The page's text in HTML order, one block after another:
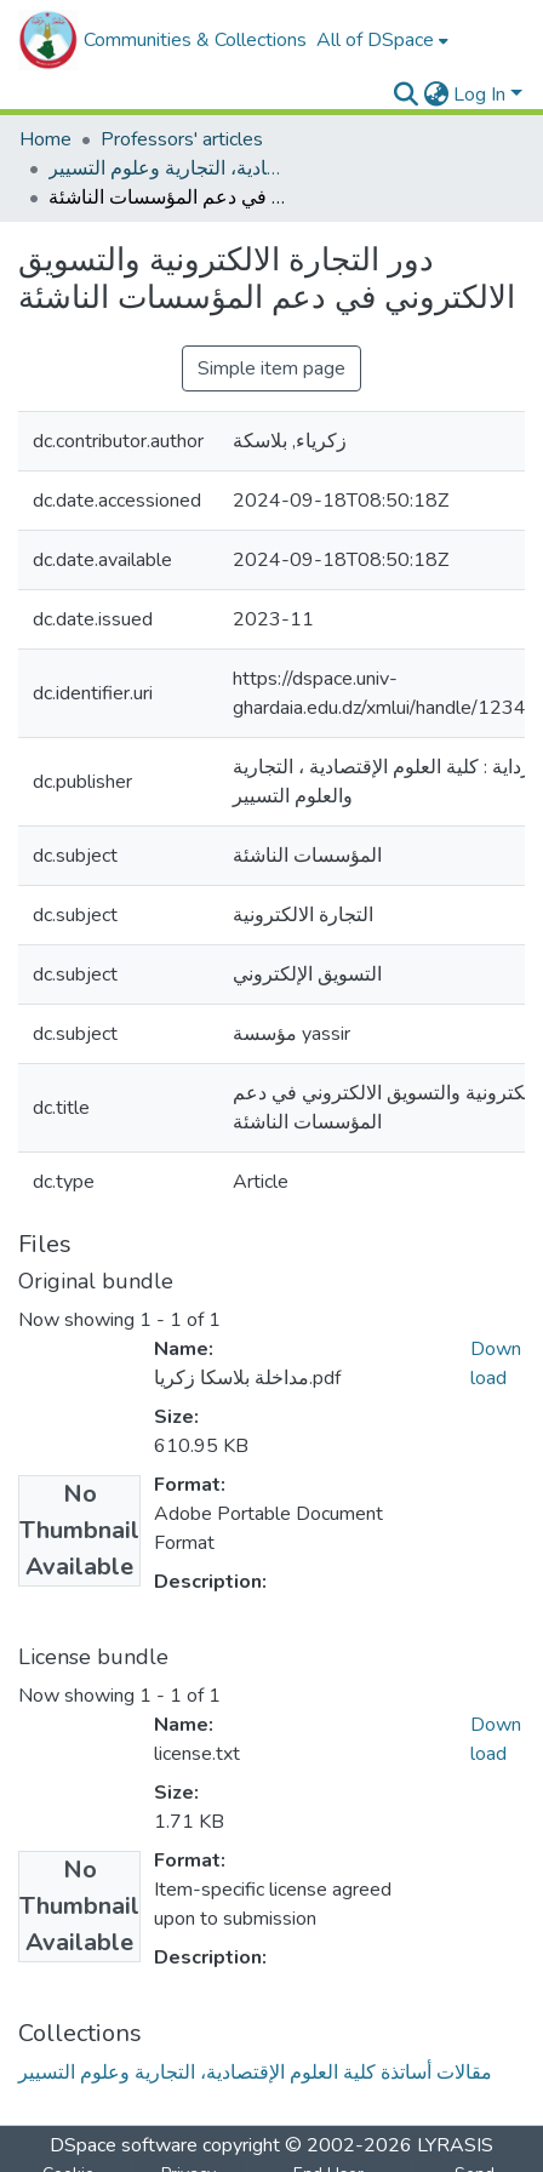
Communities & Collections All of DSpace
Log In
Home
Professors' articles
مقالات أساتذة كلية العلوم الإقتصادية، التجارية وعلوم التسيير
دور التجارة الالكترونية والتسويق الالكتروني في دعم المؤسسات الناشئة
دور التجارة الالكترونية والتسويق
الالكتروني في دعم المؤسسات الناشئة
Simple item page
dc.contributor.author زكرياء, بلاسكة
dc.date.accessioned 2024-09-18T08:50:18Z
dc.date.available 2024-09-18T08:50:18Z
dc.date.issued 2023-11
dc.identifier.uri
https://dspace.univ-
ghardaia.edu.dz/xmlui/handle/
dc.publisher
: كلية العلوم الإقتصادية ، التجارية
والعلوم التسيير
dc.subject المؤسسات الناشئة
dc.subject التجارة الالكترونية
dc.subject التسويق الإلكتروني
dc.subject مؤسسة yassir
dc.title
والتسويق الالكتروني في دعم
المؤسسات الناشئة
dc.type Article
Files
Original bundle
Now showing 1 - 1 of 1
No
Thumbnail
Available
Name:
مداخلة بلاسكا زكريا.pdf
Size:
610.95 KB
Format:
Adobe Portable Document
Format
Description:
Down
load
License bundle
Now showing 1 - 1 of 1
No
Thumbnail
Available
Name:
license.txt
Size:
1.71 KB
Format:
Item-specific license agreed
upon to submission
Description:
Down
load
Collections
مقالات أساتذة كلية العلوم الإقتصادية، التجارية وعلوم التسيير
DSpace software copyright © 2002-2026 LYRASIS